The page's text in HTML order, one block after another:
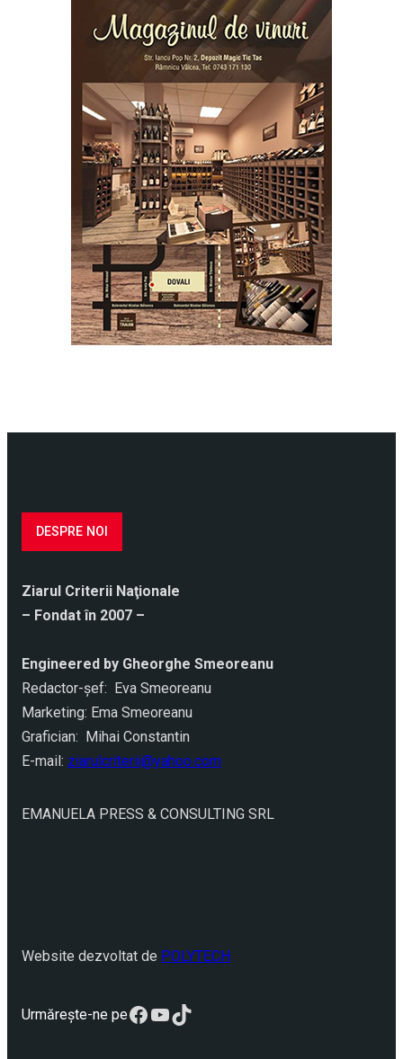
DESPRE NOI
Ziarul Criterii Naţionale
– Fondat în 2007 –
Engineered by Gheorghe Smeoreanu
Redactor-şef: Eva Smeoreanu
Marketing: Ema Smeoreanu
Grafician: Mihai Constantin
E-mail: ziarulcriterii@yahoo.com
EMANUELA PRESS & CONSULTING SRL
Website dezvoltat de POLYTECH
Urmărește-ne peFacebook
YouTube
TikTok